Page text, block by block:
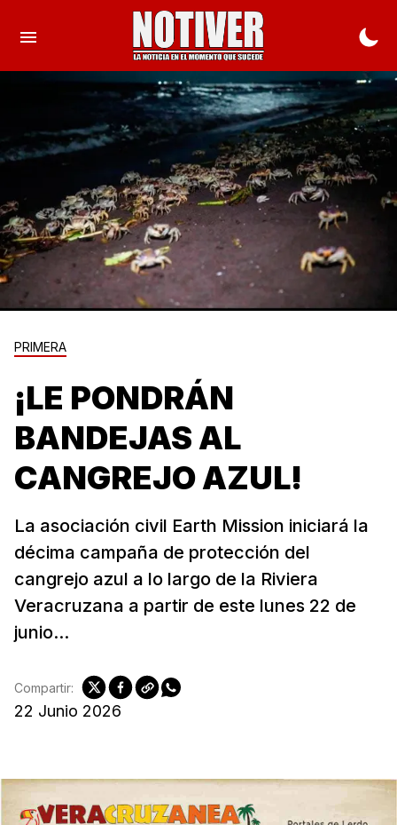
PRIMERA
¡LE PONDRÁN
BANDEJAS AL
CANGREJO AZUL!
La asociación civil Earth Mission iniciará la
décima campaña de protección del
cangrejo azul a lo largo de la Riviera
Veracruzana a partir de este lunes 22 de
junio...
22 Junio 2026
Compartir: